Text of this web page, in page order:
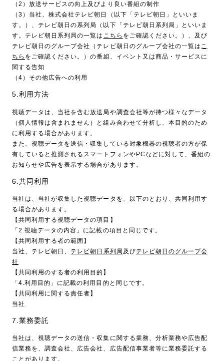
（2）放送サービスの向上及びより良い番組の制作
（3）当社、株式会社テレビ朝日（以下「テレビ朝日」といいま
す。）、テレビ朝日の系列局（以下「テレビ朝日系列局」といいま
す。テレビ朝日系列局の一覧は こちら をご確認ください。）、及び
テレビ朝日のグループ会社（テレビ朝日のグループ会社の一覧は こ
ちら をご確認ください。）の番組、イベント又は商品・サービスに
関する告知
（4）その他広告への利用
5.利用方法
視聴データは、当社を含む放送局や調査会社等が持つ様々なデータ
（個人情報は含まれません）と組み合わせて分析し、本目的のため
に利用する場合があります。
また、視聴データを送信・収集している対象機器の視聴者の方が保
有していると推測されるスマートフォンやPCなどに対して、番組の
お知らせや広告を表示する場合があります。
6.共同利用
当社は、当社が収集した視聴データを、以下のとおり、共同利用す
る場合があります。
【共同利用する視聴データの項目】
「2.視聴データの内容」に記載の項目と同じです。
【共同利用する者の範囲】
当社、テレビ朝日、テレビ朝日系列局 及びテレビ朝日のグループ会
社
【共同利用のする者の利用目的】
「4.利用目的」に記載の利用目的と同じです。
【共同利用に関する責任者】
当社
7.業務委託
当社は、視聴データの送信・収集に関する業務、分析業務や広告配
信業務を、調査会社、広告会社、広告配信事業者等に業務委託する
ことがあります。